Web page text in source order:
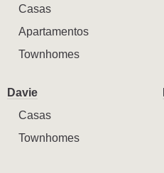
Casas
Apartamentos
Townhomes
Davie
Casas
Townhomes